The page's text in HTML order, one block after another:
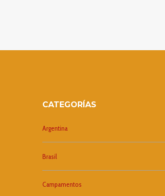
CATEGORÍAS
Argentina
Brasil
Campamentos